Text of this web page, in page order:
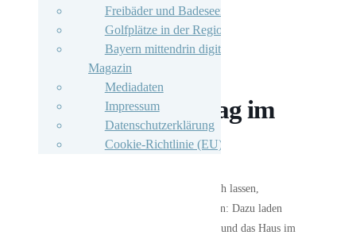
Yoga-Erlebnistag im
Haus im Moos
Einen Tag lang den Alltag hinter sich lassen,
durchatmen und neue Energie tanken: Dazu laden
die Initiative „Gesundes Karlshuld“ und das Haus im
Freibäder und Badeseen
Golfplätze in der Region
Bayern mittendrin digitales
Magazin
Mediadaten
Impressum
Datenschutzerklärung
Cookie-Richtlinie (EU)